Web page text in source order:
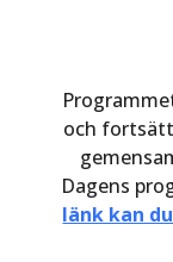
och
Dagens
länk kan du